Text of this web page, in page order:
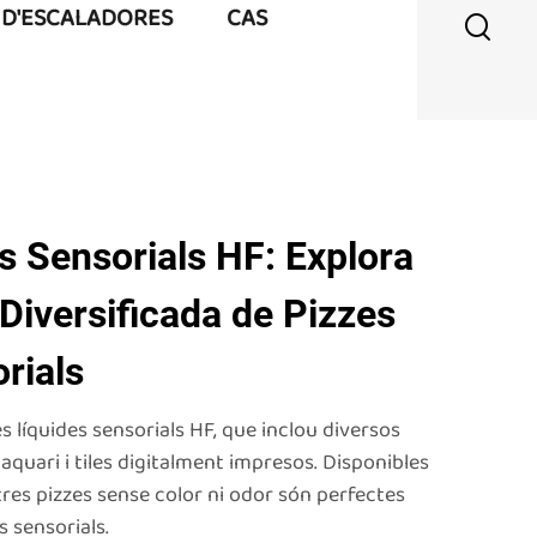
CAS
Sensorials HF: Explora
de Pizzes
líquides sensorials HF, que inclou diversos
i tiles digitalment impresos. Disponibles
pizzes sense color ni odor són perfectes
sensorials.